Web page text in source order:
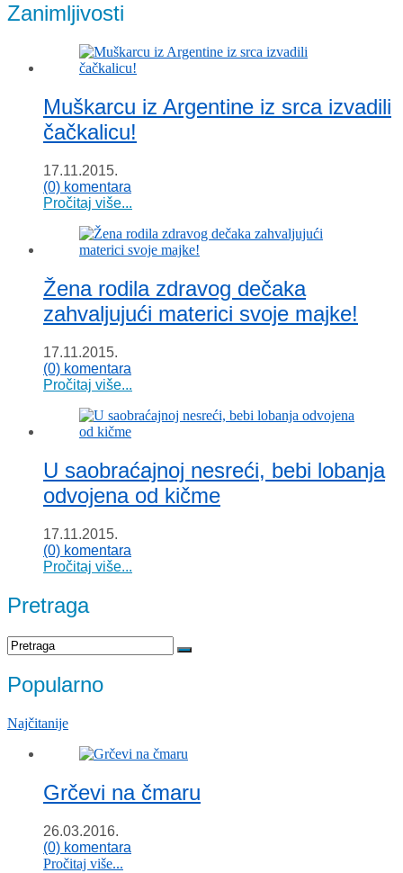
Zanimljivosti
Muškarcu iz Argentine iz srca izvadili
čačkalicu!
17.11.2015.
(0) komentara
Pročitaj više...
Žena rodila zdravog dečaka
zahvaljujući materici svoje majke!
17.11.2015.
(0) komentara
Pročitaj više...
U saobraćajnoj nesreći, bebi lobanja
odvojena od kičme
17.11.2015.
(0) komentara
Pročitaj više...
Pretraga
Popularno
Najčitanije
Grčevi na čmaru
26.03.2016.
(0) komentara
Pročitaj više...